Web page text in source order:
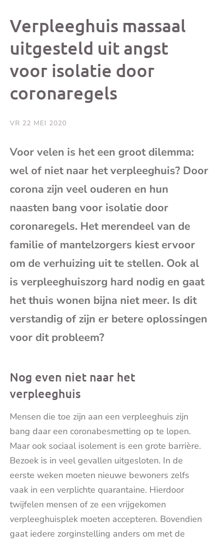
op
bericht
je
Verpleeghuis massaal
uitgesteld uit angst
voor isolatie door
coronaregels
VR 22 MEI 2020
Voor velen is het een groot dilemma:
wel of niet naar het verpleeghuis? Door
corona zijn veel ouderen en hun
naasten bang voor isolatie door
coronaregels. Het merendeel van de
familie of mantelzorgers kiest ervoor
om de verhuizing uit te stellen. Ook al
is verpleeghuiszorg hard nodig en gaat
het thuis wonen bijna niet meer. Is dit
verstandig of zijn er betere oplossingen
voor dit probleem?
Nog even niet naar het
verpleeghuis
Mensen die toe zijn aan een verpleeghuis zijn
bang daar een coronabesmetting op te lopen.
Maar ook sociaal isolement is een grote barrière.
Bezoek is in veel gevallen uitgesloten. In de
eerste weken moeten nieuwe bewoners zelfs
vaak in een verplichte quarantaine. Hierdoor
twijfelen mensen of ze een vrijgekomen
verpleeghuisplek moeten accepteren. Bovendien
gaat iedere zorginstelling anders om met de